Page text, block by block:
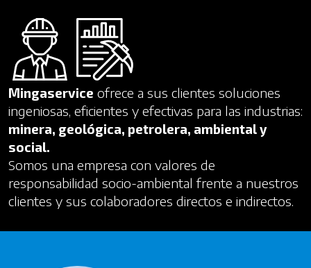
Mingaservice ofrece a sus clientes soluciones
ingeniosas, eficientes y efectivas para las industrias:
minera, geológica, petrolera, ambiental y
social.
Somos una empresa con valores de
responsabilidad socio-ambiental frente a nuestros
clientes y sus colaboradores directos e indirectos.